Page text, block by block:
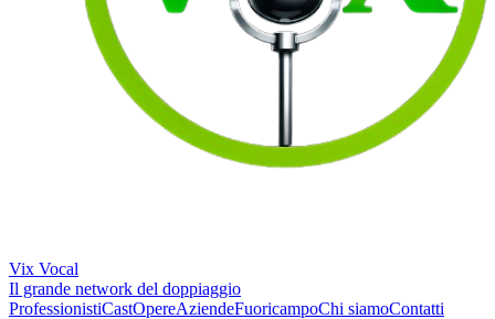
Vix Vocal
Il grande network del doppiaggio
ProfessionistiCastOpereAziendeFuoricampoChi siamoContatti